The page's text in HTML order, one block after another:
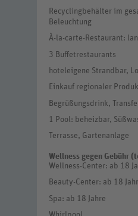
Recyclingbehälter im
Beleuchtung
À-la-carte-Restaurant:
3 Buffetrestaurants
hoteleigene Strandbar,
Einkauf regionaler
Begrüßungsdrink,
1 Pool: beheizbar,
Terrasse, Gartenanlage
Wellness gegen Gebühr
Wellness-Center: ab 18
Beauty-Center: ab 18
Spa: ab 18 Jahre